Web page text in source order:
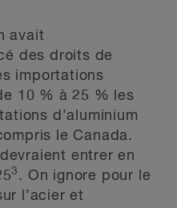
avait
des droits de
importations
10 % à 25 % les
d’aluminium
le Canada.
entrer en
3 . On ignore pour le
l’acier et